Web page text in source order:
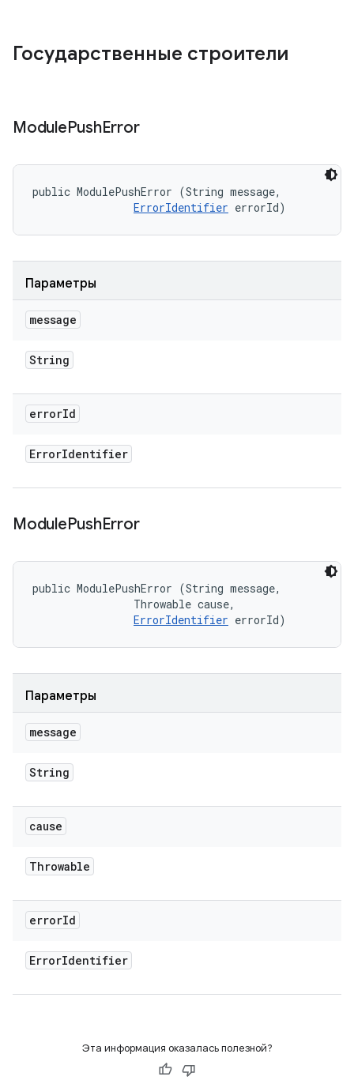
Государственные строители
ModulePushError
public ModulePushError (String message,
ErrorIdentifier errorId)
Параметры
message
String
errorId
ErrorIdentifier
ModulePushError
public ModulePushError (String message,
                Throwable cause,
ErrorIdentifier errorId)
Параметры
message
String
cause
Throwable
errorId
ErrorIdentifier
Эта информация оказалась полезной?